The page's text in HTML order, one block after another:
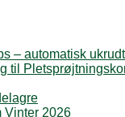
– automatisk
til
Vinter 2026